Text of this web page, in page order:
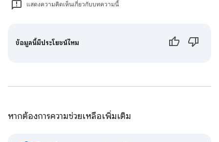
แสดงความคิดเห็นเกี่ยวกับบทความนี้
ข้อมูลนี้มีประโยชน์ไหม
หากต้องการความช่วยเหลือเพิ่มเติม